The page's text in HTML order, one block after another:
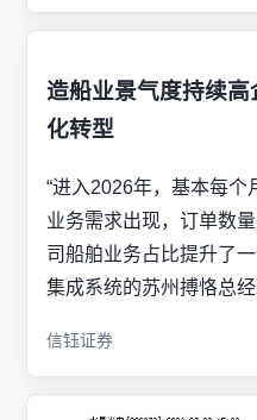
造船业景气度持续
化转型
“进入2026年，基本每个
业务需求出现，订单数
司船舶业务占比提升了
集成系统的苏州搏恪总
信钰证券